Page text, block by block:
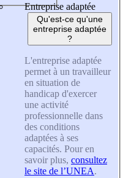
Entreprise adaptée
Qu'est-ce qu'une
entreprise adaptée
?
L'entreprise adaptée
permet à un travailleur
en situation de
handicap d'exercer
une activité
professionnelle dans
des conditions
adaptées à ses
capacités. Pour en
savoir plus, consultez
le site de l’UNEA.